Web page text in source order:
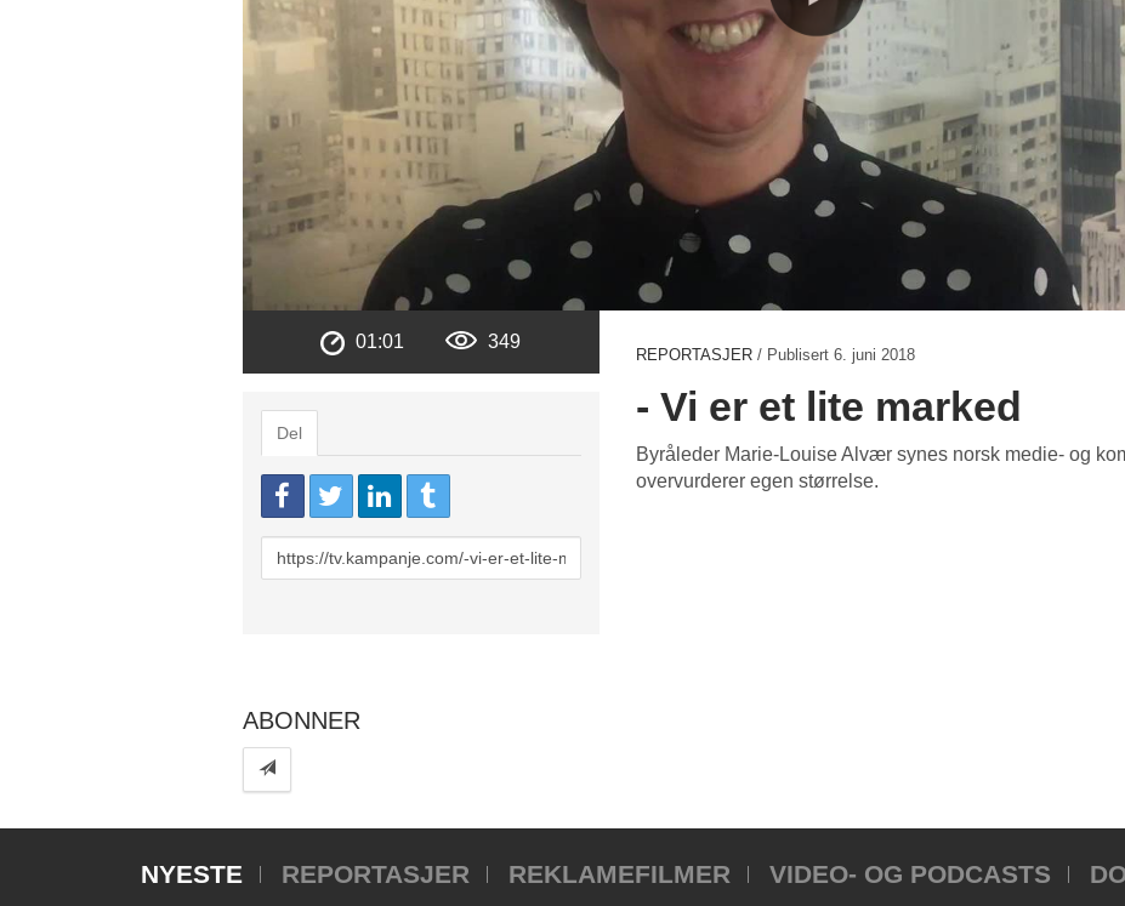
01:01 349
Del
URL
to
REPORTASJER / Publisert6. juni 2018
- Vi er et lite marked
Byråleder Marie-Louise Alvær synes norsk medie- og
overvurderer egen størrelse.
ABONNER
NYESTE REPORTASJER REKLAMEFILMER VIDEO- OG PODCASTS